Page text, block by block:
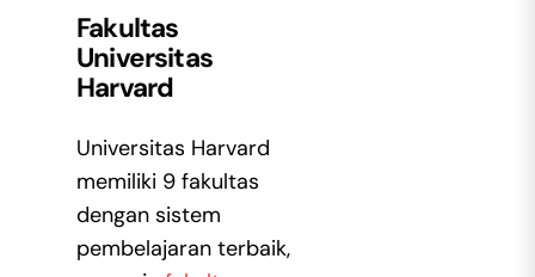
Fakultas
Universitas
Harvard
Universitas Harvard
memiliki 9 fakultas
dengan sistem
pembelajaran terbaik,